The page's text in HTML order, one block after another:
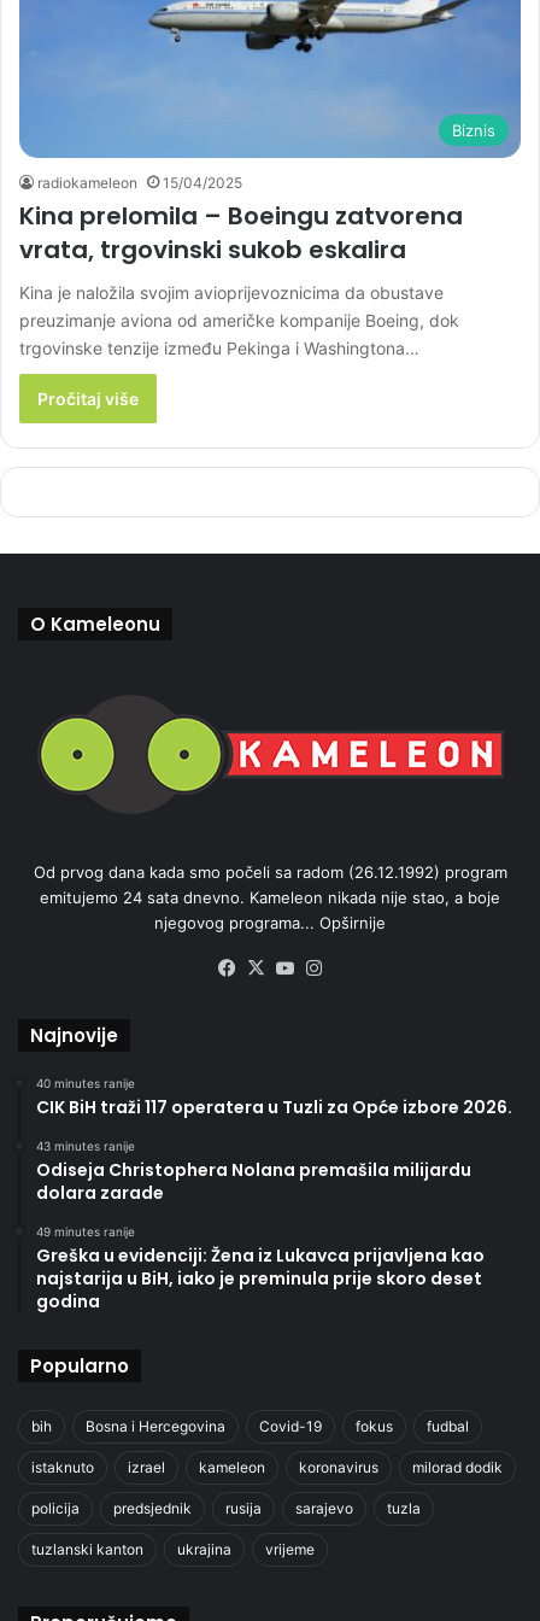
Biznis
radiokameleon 15/04/2025
Kina prelomila – Boeingu zatvorena
vrata, trgovinski sukob eskalira
Kina je naložila svojim avioprijevoznicima da obustave
preuzimanje aviona od američke kompanije Boeing, dok
trgovinske tenzije između Pekinga i Washingtona…
Pročitaj više
O Kameleonu
Od prvog dana kada smo počeli sa radom (26.12.1992) program
emitujemo 24 sata dnevno. Kameleon nikada nije stao, a boje
njegovog programa... Opširnije
Facebook
X YouTube
Najnovije
40 minutes ranije
CIK BiH traži 117 operatera u Tuzli za Opće izbore 2026.
43 minutes ranije
Odiseja Christophera Nolana premašila milijardu
dolara zarade
49 minutes ranije
Greška u evidenciji: Žena iz Lukavca prijavljena kao
najstarija u BiH, iako je preminula prije skoro deset
godina
Popularno
bih Bosna i Hercegovina Covid-19 fokus fudbal
istaknuto izrael kameleon koronavirus milorad dodik
policija predsjednik rusija sarajevo tuzla
tuzlanski kanton ukrajina vrijeme